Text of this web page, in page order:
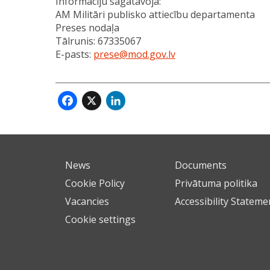
AM Militāri publisko attiecību departamenta
Preses nodaļa
Tālrunis: 67335067
E-pasts: prese@mod.gov.lv
Facebook
X
News
Documents
Cookie Policy
Privātuma politika
Vacancies
Accessibility
Cookie settings